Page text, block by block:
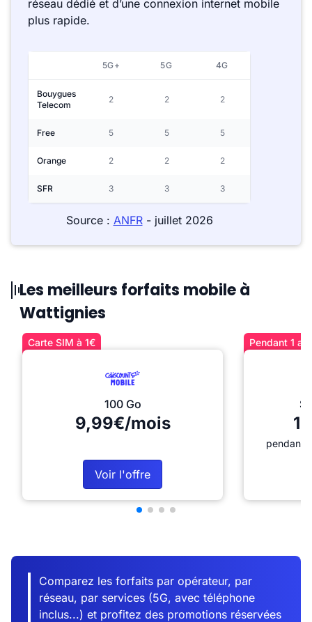
réseau dédié et d’une connexion internet mobile
plus rapide.
5G+ 5G 4G
Bouygues
Telecom
2 2 2
Free 5 5 5
Orange 2 2 2
SFR 3 3 3
Source : ANFR- juillet 2026
Les meilleurs forfaits mobile à
Wattignies
Carte SIM à 1€
100 Go
9,99€/mois
Voir l'offre
Pendant 1
pendant
Comparez les forfaits par opérateur, par
réseau, par services (5G, avec téléphone
inclus...) et profitez des promotions réservées